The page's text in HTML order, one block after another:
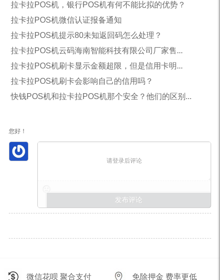
拉卡拉POS机，银行POS机有何不能比拟的优势？
拉卡拉POS机微信认证报备通知
拉卡拉POS机提示80未知返回码怎么处理？
拉卡拉POS机云码海南智能科技有限公司厂家售...
拉卡拉POS机刷卡显示金额超限，但是信用卡明...
拉卡拉POS机刷卡会影响自己的信用吗？
快钱POS机和拉卡拉POS机那个安全？他们的区别...
您好！
请登录后评论
微信花呗 聚合支付 免除押金 费率更低